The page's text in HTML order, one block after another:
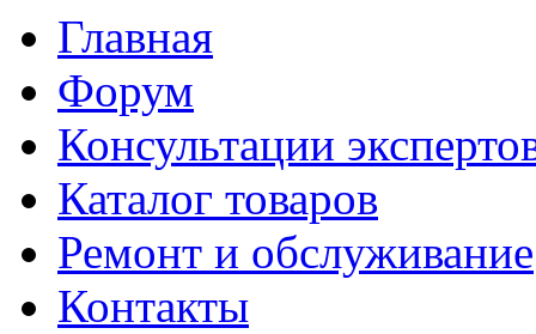
Главная
Форум
Консультации
Каталог товаров
Ремонт и обслуживание
Контакты